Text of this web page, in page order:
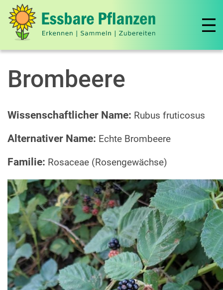
Brombeere
Wissenschaftlicher Name: Rubus fruticosus
Alternativer Name: Echte Brombeere
Familie: Rosaceae (Rosengewächse)